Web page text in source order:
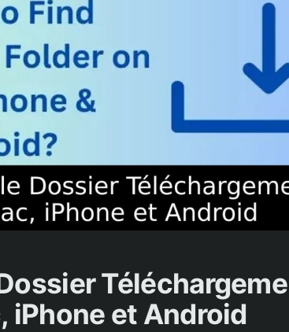
iPhone et Android